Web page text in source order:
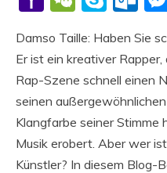
Damso Taille: Haben Sie
Er ist ein kreativer
Rap-Szene schnell einen
seinen
Klangfarbe seiner Stimme
Musik erobert. Aber wer
Künstler? In diesem Blog-